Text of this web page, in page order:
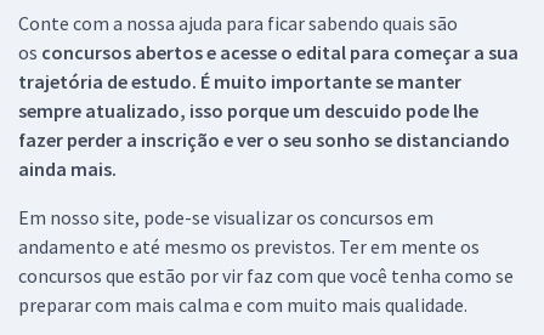
Conte com a nossa ajuda para ficar sabendo quais são
os concursos abertos e acesse o edital para começar a sua
trajetória de estudo. É muito importante se manter
sempre atualizado, isso porque um descuido pode lhe
fazer perder a inscrição e ver o seu sonho se distanciando
ainda mais.
Em nosso site, pode-se visualizar os concursos em
andamento e até mesmo os previstos. Ter em mente os
concursos que estão por vir faz com que você tenha como se
preparar com mais calma e com muito mais qualidade.